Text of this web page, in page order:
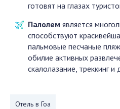
готовят на глазах
Палолем является
способствуют
пальмовые песчаные
обилие активных
скалолазание, треккинг и
Отель в Гоа